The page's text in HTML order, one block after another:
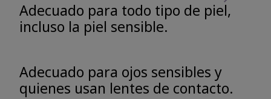
Adecuado para todo tipo de piel,
incluso la piel sensible.
Adecuado para ojos sensibles y
quienes usan lentes de contacto.